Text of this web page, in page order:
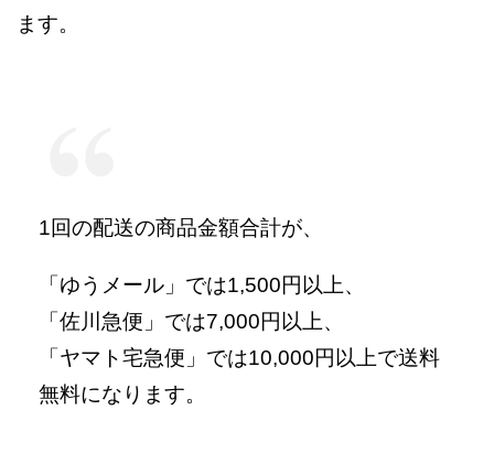
ます。
1回の配送の商品金額合計が、
「ゆうメール」では1,500円以上、
「佐川急便」では7,000円以上、
「ヤマト宅急便」では10,000円以上で送料
無料になります。